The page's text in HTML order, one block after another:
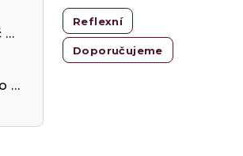
JW Hol-EE Děrovaný míč MEDIUM
NAP Arašídové máslo pro psy - banán
Reflexní
Doporučujeme